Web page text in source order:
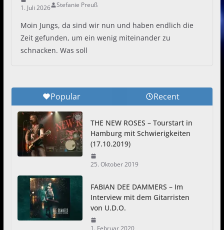
1. Juli 2026 Stefanie Preuß
Moin Jungs, da sind wir nun und haben endlich die
Zeit gefunden, um ein wenig miteinander zu
schnacken. Was soll
Popular Recent
THE NEW ROSES – Tourstart in
Hamburg mit Schwierigkeiten
(17.10.2019)
25. Oktober 2019
FABIAN DEE DAMMERS – Im
Interview mit dem Gitarristen
von U.D.O.